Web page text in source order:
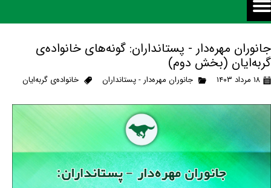
جانوران مهره‌دار - پستانداران: گونه‌های خانواده‌ی
گربه‌ایان (بخش دوم)
۱۸ مرداد ۱۴۰۳ جانوران مهره‌دار - پستانداران خانواده‌ی گربه‌ایان